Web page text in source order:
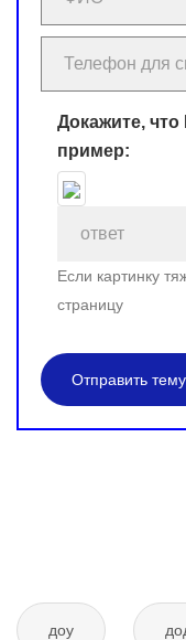
Докажите,
пример:
Если картинку
страницу
Отправить тему
доу